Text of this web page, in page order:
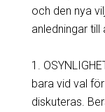
och den nya
anledningar
1.
bara vid val
diskuteras.